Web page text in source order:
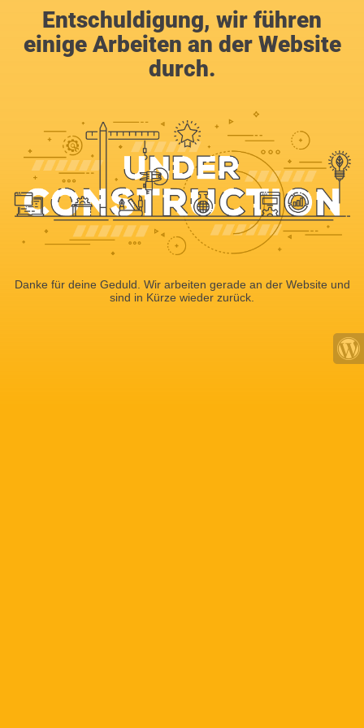
Entschuldigung, wir führen
einige Arbeiten an der Website
durch.
Danke für deine Geduld. Wir arbeiten gerade an der Website und
sind in Kürze wieder zurück.